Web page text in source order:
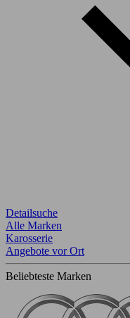
Detailsuche
Alle Marken
Karosserie
Angebote vor Ort
Beliebteste Marken